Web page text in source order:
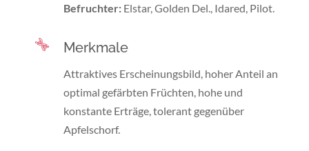
Befruchter: Elstar, Golden Del., Idared, Pilot.
Merkmale
Attraktives Erscheinungsbild, hoher Anteil an
optimal gefärbten Früchten, hohe und
konstante Erträge, tolerant gegenüber
Apfelschorf.